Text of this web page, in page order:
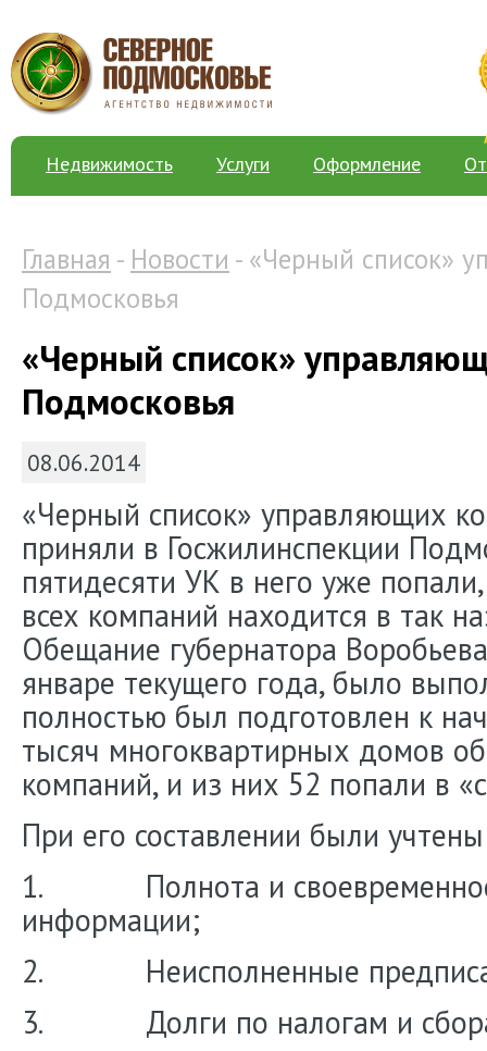
Недвижимость Услуги Оформление
Главная - Новости - «Черный список»
Подмосковья
«Черный список»
Подмосковья
08.06.2014
«Черный список» управляющих
приняли в Госжилинспекции
пятидесяти УК в него уже
всех компаний находится в так
Обещание губернатора
январе текущего года, было
полностью был подготовлен к
тысяч многоквартирных домов
компаний, и из них 52 попали в
При его составлении были
1. Полнота и
информации;
2. Неисполненные
3. Долги по налогам и